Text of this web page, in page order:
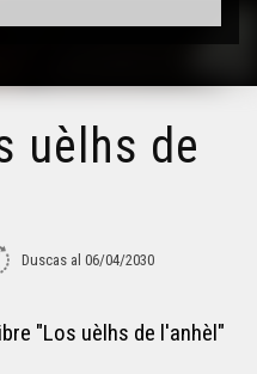
resisténcia
los blats
uèlhs de
Duscas al 06/04/2030
"Los uèlhs de l'anhèl"